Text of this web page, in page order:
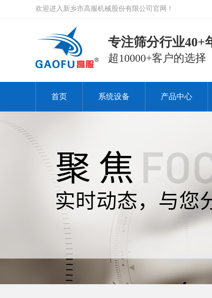
欢迎进入新乡市高服机械股份有限公司官网！
专注筛分行业40+
超10000+客户的选择
首页 系统设备 产品中心